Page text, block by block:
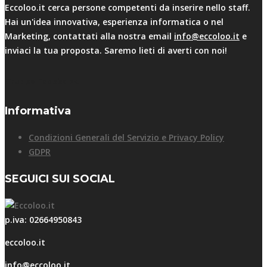
Eccoloo.it cerca persone competenti da inserire nello staff.
Hai un'idea innovativa, esperienza informatica o nel
Marketing, contattati alla nostra email info@eccoloo.it e
inviaci la tua proposta. Saremo lieti di averti con noi!
Informativa
Condizioni Generali del Servizio e Privacy Policy
GDPR
SEGUICI SUI SOCIAL
p.iva: 02664950843
eccoloo.it